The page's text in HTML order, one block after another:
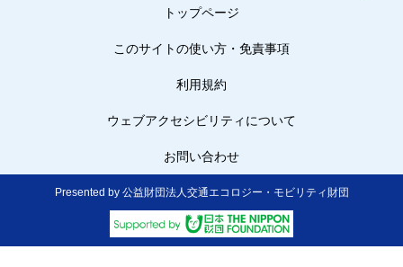
トップページ
このサイトの使い方・免責事項
利用規約
ウェブアクセシビリティについて
お問い合わせ
Presented by 公益財団法人交通エコロジー・モビリティ財団